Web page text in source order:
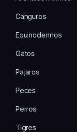
Canguros
Equinodermos
Gatos
Pajaros
Peces
Perros
Tigres